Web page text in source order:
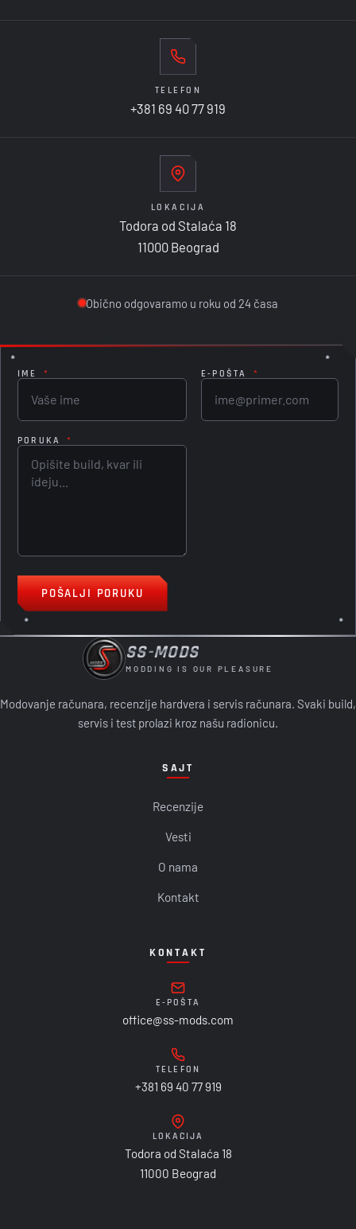
TELEFON
+381 69 40 77 919
LOKACIJA
Todora od Stalaća 18
11000 Beograd
Obično odgovaramo u roku od 24 časa
IME * E-POŠTA *
PORUKA *
POŠALJI PORUKU
SS-MODS
MODDING IS OUR PLEASURE
Modovanje računara, recenzije hardvera i servis računara. Svaki build,
servis i test prolazi kroz našu radionicu.
SAJT
Recenzije
Vesti
O nama
Kontakt
KONTAKT
E-POŠTA
office@ss-mods.com
TELEFON
+381 69 40 77 919
LOKACIJA
Todora od Stalaća 18
11000 Beograd